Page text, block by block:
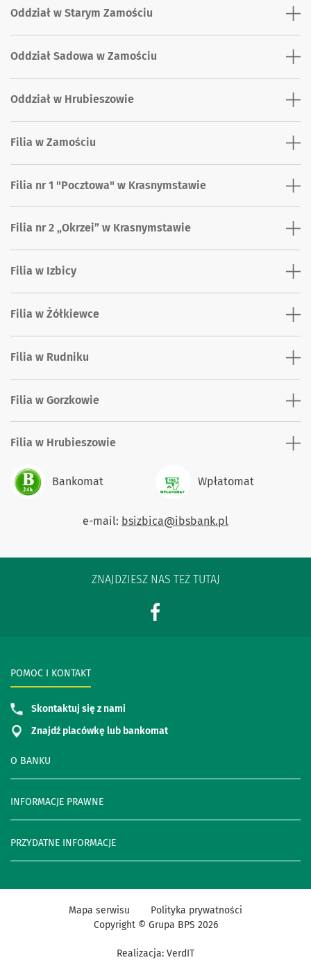
Oddział w Starym Zamościu
Oddział Sadowa w Zamościu
Oddział w Hrubieszowie
Filia w Zamościu
Filia nr 1 "Pocztowa" w Krasnymstawie
Filia nr 2 „Okrzei” w Krasnymstawie
Filia w Izbicy
Filia w Żółkiewce
Filia w Rudniku
Filia w Gorzkowie
Filia w Hrubieszowie
Bankomat Wpłatomat
e-mail: bsizbica@ibsbank.pl
ZNAJDZIESZ NAS TEŻ TUTAJ
O BANKU
INFORMACJE PRAWNE
PRZYDATNE INFORMACJE
POMOC I KONTAKT
Skontaktuj się z nami
Znajdź placówkę lub bankomat
Realizacja: VerdIT
Mapa serwisu
Polityka prywatności
Copyright © Grupa BPS 2026